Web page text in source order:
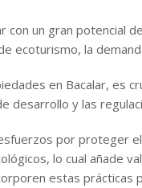
con un gran potencial
ecoturismo, la
en Bacalar, es
desarrollo y las
por proteger
lo cual añade
estas